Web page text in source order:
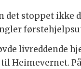
det stoppet ikke
livreddende
Heimevernet.